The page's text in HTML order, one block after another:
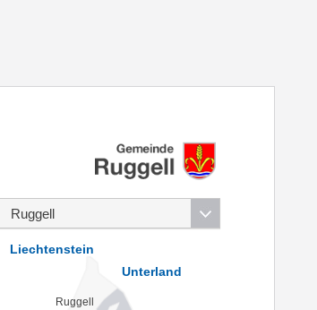
Ruggell
Unterland
Liechtenstein